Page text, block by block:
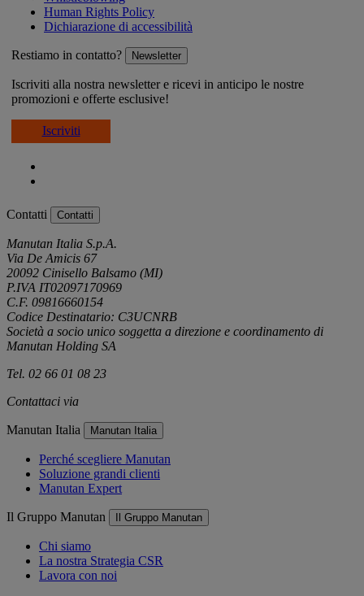
Human Rights Policy
Dichiarazione di accessibilità
Restiamo in contatto? Newsletter
Iscriviti alla nostra newsletter e ricevi in anticipo le nostre
promozioni e offerte esclusive!
Iscriviti
Contatti Contatti
Manutan Italia S.p.A.
Via De Amicis 67
20092 Cinisello Balsamo (MI)
P.IVA IT02097170969
C.F. 09816660154
Codice Destinatario: C3UCNRB
Società a socio unico soggetta a direzione e coordinamento di
Manutan Holding SA
Tel. 02 66 01 08 23
Contattaci via
Manutan Italia Manutan Italia
Perché scegliere Manutan
Soluzione grandi clienti
Manutan Expert
Il Gruppo Manutan Il Gruppo Manutan
Chi siamo
La nostra Strategia CSR
Lavora con noi